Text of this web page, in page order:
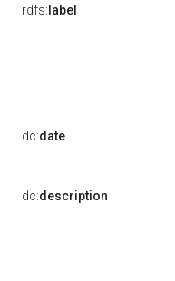
rdfs: label
dc:date
dc:description